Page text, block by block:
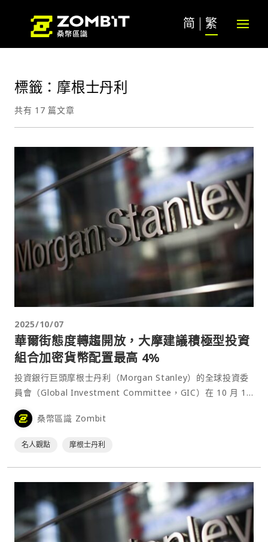
简 繁
標籤：摩根士丹利
共有 17 篇文章
2025/10/07
華爾街態度轉趨開放，大摩建議積極型投資
組合加密貨幣配置最高 4%
投資銀行巨頭摩根士丹利（Morgan Stanley）的全球投資委
員會（Global Investment Committee，GIC）在 10 月 1
日發布的報告中表示，建議客戶與理財顧問在其最積極型的投
資組合中，將加密貨幣初始配置上限定為 4%。這項指引進一
桑幣區識 Zombit
名人觀點 摩根士丹利